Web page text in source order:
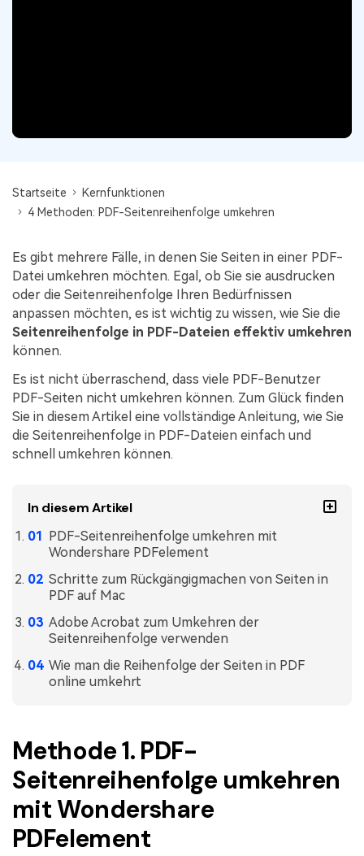
PDF zusammenfügen
Weitere Online-Tools
PDF organisieren
Professionelle Anwender
PDF Signieren
PDF schützen
PDF Stapelbearbeiten
PDF-Daten extrahieren
PDF freigeben
Branchen
Bildung
Rechtliches
Gesundheitswesen
Regierung
Freiberufler
Kundengeschichten
G2 Awards
Bessere Nutzung
Technische Daten
Was ist NEU
Benutzerhandbuch
PDFelement für iOS
PDFelement für Android
Mehr erfahren
Bewertungen
Sehen Sie, was unsere Nutzer sagen.
Kostenlose PDF-Vorlagen
PDF-bezogene Informationen, die Sie benötigen.
Download-Zentrum
Laden Sie die leistungsstärksten und einfachsten PDF-Tools
Startseite
Kernfunktionen
4 Methoden: PDF-Seitenreihenfolge umkehren
Es gibt mehrere Fälle, in denen Sie Seiten in einer PDF-
Datei umkehren möchten. Egal, ob Sie sie ausdrucken
oder die Seitenreihenfolge Ihren Bedürfnissen
anpassen möchten, es ist wichtig zu wissen, wie Sie die
Seitenreihenfolge in PDF-Dateien effektiv umkehren
können.
Es ist nicht überraschend, dass viele PDF-Benutzer
PDF-Seiten nicht umkehren können. Zum Glück finden
Sie in diesem Artikel eine vollständige Anleitung, wie Sie
die Seitenreihenfolge in PDF-Dateien einfach und
schnell umkehren können.
In diesem Artikel
PDF-Seitenreihenfolge umkehren mit
Wondershare PDFelement
Schritte zum Rückgängigmachen von Seiten in
PDF auf Mac
Adobe Acrobat zum Umkehren der
Seitenreihenfolge verwenden
Wie man die Reihenfolge der Seiten in PDF
online umkehrt
Methode 1. PDF-
Seitenreihenfolge umkehren
mit Wondershare
PDFelement